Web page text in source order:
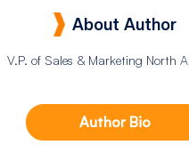
About Author
V.P. of Sales & Marketing North
Author Bio